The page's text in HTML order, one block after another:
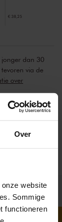
Over
website
Sommige
functioneren
€ 38,25
jonger dan 30
via de
over
bestelling. Wilt
op